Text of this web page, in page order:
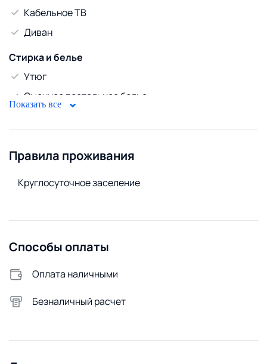
Кабельное ТВ
Диван
Стирка и белье
Утюг
Сменное постельное белье
Стиральная машина
Удобства снаружи
Показать все
Правила проживания
Круглосуточное заселение
Способы оплаты
Оплата наличными
Безналичный расчет